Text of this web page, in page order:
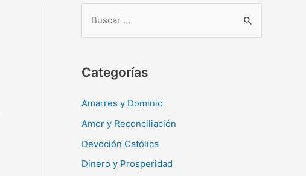
c
r
Categorías
Amarres y Dominio
Amor y Reconciliación
Devoción Católica
Dinero y Prosperidad